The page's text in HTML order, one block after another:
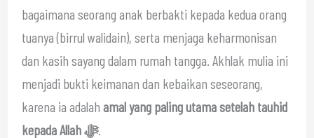
bagaimana seorang anak berbakti kepada kedua orang
tuanya (birrul walidain), serta menjaga keharmonisan
dan kasih sayang dalam rumah tangga. Akhlak mulia ini
menjadi bukti keimanan dan kebaikan seseorang,
karena ia adalah amal yang paling utama setelah tauhid
kepada Allah ﷻ.